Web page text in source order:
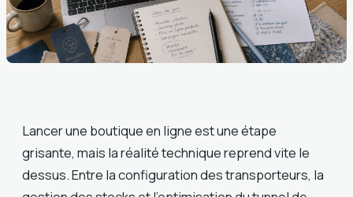
Lancer une boutique en ligne est une étape
grisante, mais la réalité technique reprend vite le
dessus. Entre la configuration des transporteurs, la